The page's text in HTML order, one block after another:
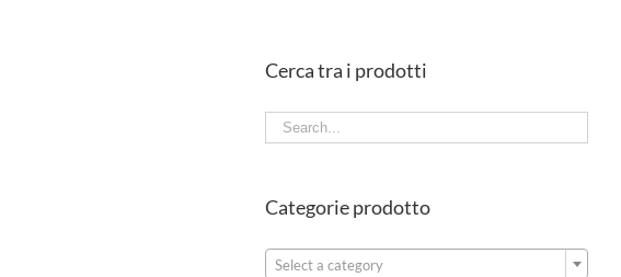
Cerca tra i prodotti
Categorie prodotto
Select a category